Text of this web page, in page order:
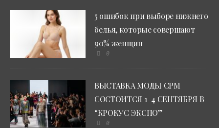
5 ошибок при выборе нижнего
белья, которые совершают
90% женщин
0
ВЫСТАВКА МОДЫ CPM
СОСТОИТСЯ 1–4 СЕНТЯБРЯ В
“КРОКУС ЭКСПО”
0